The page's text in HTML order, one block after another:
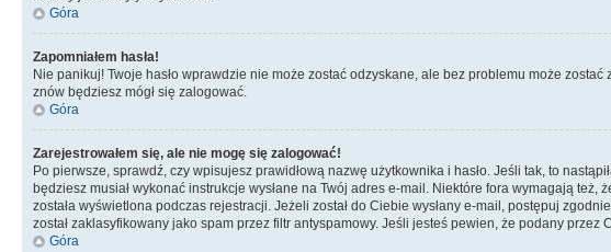
Góra
Zapomniałem hasła!
Nie panikuj! Twoje hasło wprawdzie nie może zostać odzyskane, ale bez problemu może
znów będziesz mógł się zalogować.
Góra
Zarejestrowałem się, ale nie mogę się zalogować!
Po pierwsze, sprawdź, czy wpisujesz prawidłową nazwę użytkownika i hasło. Jeśli tak, to
będziesz musiał wykonać instrukcje wysłane na Twój adres e-mail. Niektóre fora wymagają
została wyświetlona podczas rejestracji. Jeżeli został do Ciebie wysłany e-mail, postępuj
został zaklasyfikowany jako spam przez filtr antyspamowy. Jeśli jesteś pewien, że podany
Góra